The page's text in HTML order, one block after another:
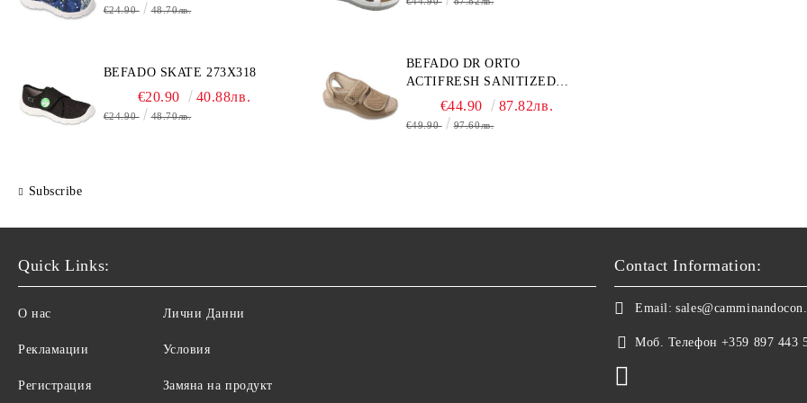
€24.90 48.70лв.
BEFADO SKATE 273X318
€20.90 40.88лв.
€24.90 48.70лв.
Subscribe
BEFADO DR ORTO
ACTIFRESH SANITIZED
077D005 ЖЕНСКАЯ ОБУВЬ
€44.90 87.82лв.
€49.90 97.60лв.
Quick Links:
О нас
Рекламации
Регистрация
Лични Данни
Условия
Замяна на продукт
Contact Information:
Email:
Моб. Телефон +359 897 443